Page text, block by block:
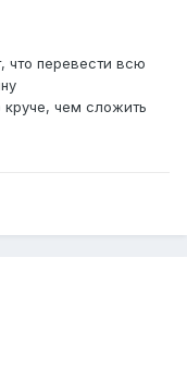
что перевести всю
круче, чем сложить